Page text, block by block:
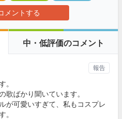
メントする
中・低評価のコメント
。
歌ばかり聞いています。
が可愛いすぎて、私もコスプレ
。
報告